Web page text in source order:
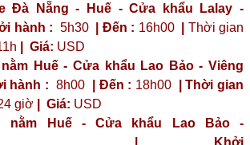
Đà Nẵng - Huế - Cửa khẩu Lalay -
hành : 5h30| Đến : 16h00| Thời gian
Giá: USD
Huế - Cửa khẩu Lao Bảo - Viêng
hành : 8h00| Đến : 18h00| Thời gian
giờ | Giá: USD
nằm Huế - Cửa khẩu Lao Bảo -
| Khởi